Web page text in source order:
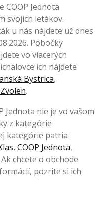
COOP Jednota
svojich letákov.
u nás nájdete už dnes
Pobočky
vo viacerých
ich nájdete
Bystrica,
Zvolen.
Jednota nie je vo vašom
z kategórie
kategórie patria
, COOP Jednota,
Ak chcete o obchode
pozrite si ich